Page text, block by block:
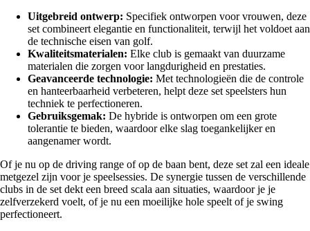
Uitgebreid ontwerp: Specifiek ontworpen voor vrouwen, deze
set combineert elegantie en functionaliteit, terwijl het voldoet aan
de technische eisen van golf.
Kwaliteitsmaterialen: Elke club is gemaakt van duurzame
materialen die zorgen voor langdurigheid en prestaties.
Geavanceerde technologie: Met technologieën die de controle
en hanteerbaarheid verbeteren, helpt deze set speelsters hun
techniek te perfectioneren.
Gebruiksgemak: De hybride is ontworpen om een grote
tolerantie te bieden, waardoor elke slag toegankelijker en
aangenamer wordt.
Of je nu op de driving range of op de baan bent, deze set zal een ideale
metgezel zijn voor je speelsessies. De synergie tussen de verschillende
clubs in de set dekt een breed scala aan situaties, waardoor je je
zelfverzekerd voelt, of je nu een moeilijke hole speelt of je swing
perfectioneert.